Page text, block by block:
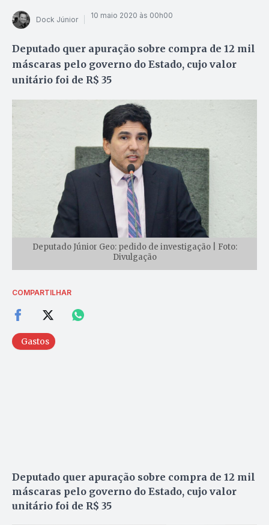
Dock Júnior 10 maio 2020 às 00h00
Deputado quer apuração sobre compra de 12 mil
máscaras pelo governo do Estado, cujo valor
unitário foi de R$ 35
Deputado Júnior Geo: pedido de investigação | Foto:
Divulgação
COMPARTILHAR
Gastos
Deputado quer apuração sobre compra de 12 mil
máscaras pelo governo do Estado, cujo valor
unitário foi de R$ 35